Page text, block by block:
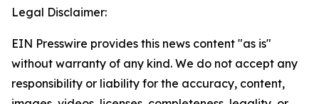
Legal Disclaimer:
EIN Presswire provides this news content "as is"
without warranty of any kind. We do not accept any
responsibility or liability for the accuracy, content,